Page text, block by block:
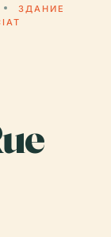
ЗДАНИЕ